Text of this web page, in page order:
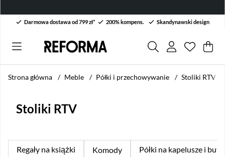
Darmowa dostawa od 799 zł* 200% kompens. Skandynawski design
Lista
Liczba w
. .
Strona główna Meble Półki i przechowywanie Stoliki RTV
Stoliki RTV
Regały na książki Komody Półki na kapelusze i buty